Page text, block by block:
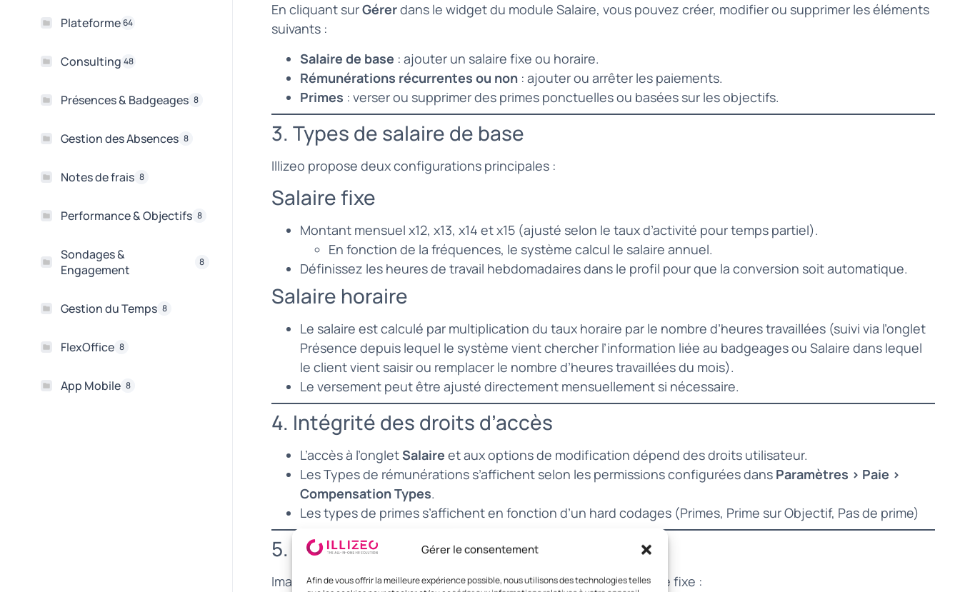
Gérer le consentement
Afin de vous offrir la meilleure expérience possible, nous utilisons des technologies telles
Plateforme64
Consulting 48
Présences & Badgeages 8
Gestion des Absences 8
Notes de frais 8
Performance & Objectifs 8
Sondages &
Engagement
8
Gestion du Temps 8
FlexOffice 8
App Mobile 8
En cliquant surGérerdans le widget du module Salaire, vous pouvez créer, modifier ou supprimer les éléments
suivants :
Salaire de base : ajouter un salaire fixe ou horaire.
Rémunérations récurrentes ou non: ajouter ou arrêter les paiements.
Primes : verser ou supprimer des primes ponctuelles ou basées sur les objectifs.
3. Types de salaire de base
Illizeo propose deux configurations principales :
Salaire fixe
Montant mensuel x12, x13, x14 et x15 (ajusté selon le taux d’activité pour temps partiel).
En fonction de la fréquences, le système calcul le salaire annuel.
Définissez les heures de travail hebdomadaires dans le profil pour que la conversion soit automatique.
Salaire horaire
Le salaire est calculé par multiplication du taux horaire par le nombre d’heures travaillées (suivi via l’onglet
Présence depuis lequel le système vient chercher l’information liée au badgeages ou Salaire dans lequel
le client vient saisir ou remplacer le nombre d’heures travaillées du mois).
Le versement peut être ajusté directement mensuellement si nécessaire.
4. Intégrité des droits d’accès
L’accès à l’ongletSalaire et aux options de modification dépend des droits utilisateur.
Les Types de rémunérations s’affichent selon les permissions configurées dans Paramètres > Paie >
Compensation Types.
Les types de primes s’affichent en fonction d’un hard codages (Primes, Prime sur Objectif, Pas de prime)
5. Parcours d’un cas concret
Imaginons un collaborateur passant d’un salaire horaire à un salaire fixe :